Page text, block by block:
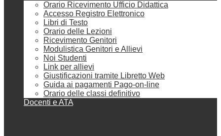
Orario Ricevimento Ufficio Didattica
Accesso Registro Elettronico
Libri di Testo
Orario delle Lezioni
Ricevimento Genitori
Modulistica Genitori e Allievi
Noi Studenti
Link per allievi
Giustificazioni tramite Libretto Web
Guida ai pagamenti Pago-on-line
Orario delle classi definitivo
Docenti e ATA